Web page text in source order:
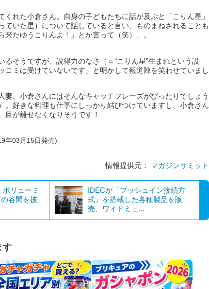
くれた小倉さん。自身の子どもたちに話が及ぶと「こりん星」
ていた星）について話していると言い、ものまねされることも
たゆうこりんよ！』とか言って（笑）」。
るそうですが、説得力のなさ（＝“こりん星”生まれという設
コミは受けていないです」と明かして報道陣を笑わせていまし
妻。小倉さんにはそんなキャッチフレーズがぴったりでしょう
。好きな料理も仕事にしっかり結びつけていますし、小倉さん
目が離せなくなりそうです！
年03月15日発売)
情報提供元： マガジンサミット
リューミ
谷間を披
IDECが「プッシュイン接続方
式」を搭載した各種製品を販
売、ワイドミュ...
す